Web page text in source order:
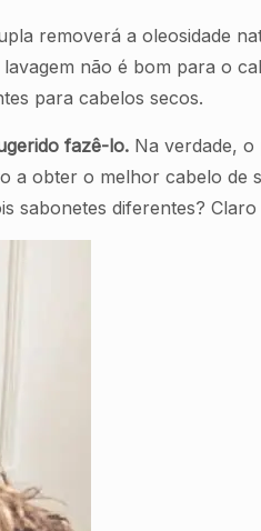
removerá a oleosidade
não é bom para o
para cabelos secos.
fazê-lo. Na verdade,
a obter o melhor cabelo de
sabonetes diferentes?